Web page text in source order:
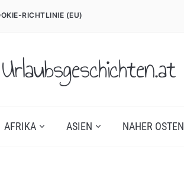
RICHTLINIE (EU)
Urlaubsgeschichten.at
AFRIKA ASIEN NAHER OSTEN